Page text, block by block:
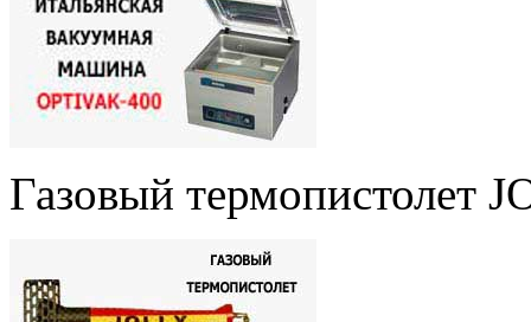
Газовый термопистолет